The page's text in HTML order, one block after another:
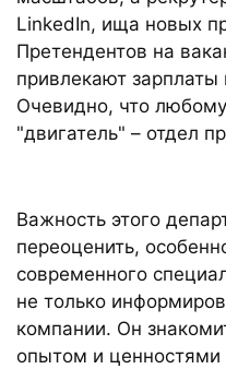
LinkedIn, ища новых
Претендентов на
привлекают
Очевидно, что
"двигатель" – отдел
Важность этого
переоценить,
современного
не только
компании. Он
опытом и